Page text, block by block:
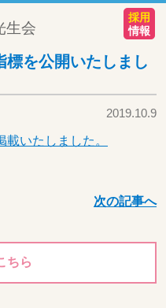
生会
採用
情報
を公開いたしまし
2019.10.9
いたしました。
次の記事へ
ちら